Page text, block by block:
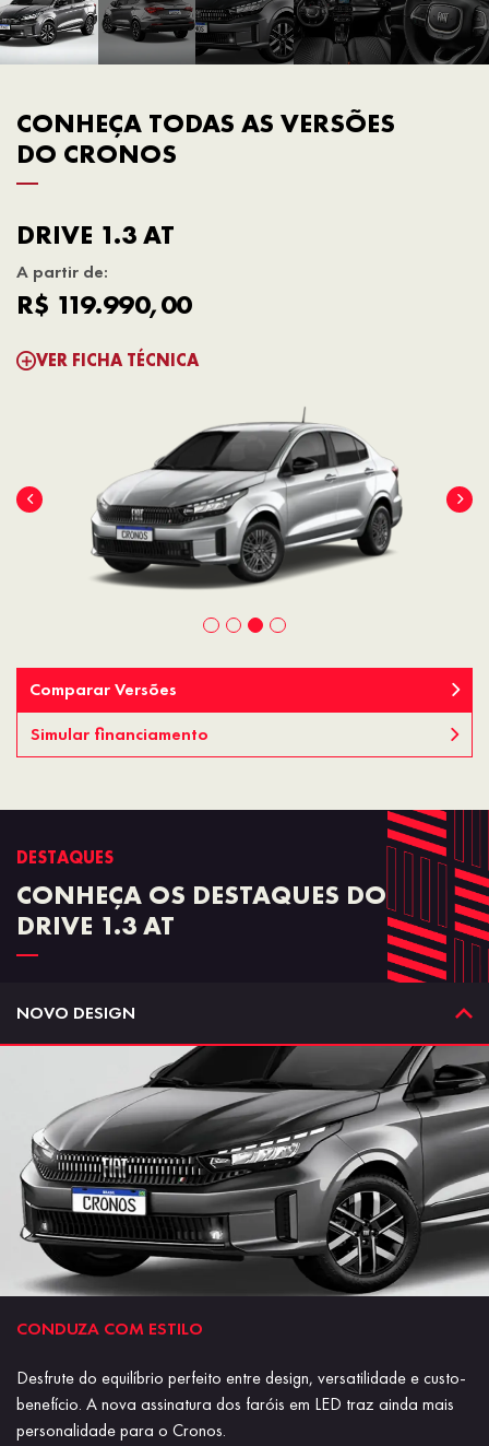
CONHEÇA TODAS AS VERSÕES
DO CRONOS
DRIVE 1.3 AT
A partir de:
R$ 119.990,00
VER FICHA TÉCNICA
Comparar Versões
Simular financiamento
DESTAQUES
CONHEÇA OS DESTAQUES DO
DRIVE 1.3 AT
NOVO DESIGN
CONDUZA COM ESTILO
Desfrute do equilíbrio perfeito entre design, versatilidade e custo-
benefício. A nova assinatura dos faróis em LED traz ainda mais
personalidade para o Cronos.